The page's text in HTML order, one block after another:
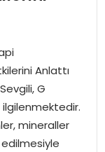
Anlattı
G
ilgilenmektedir.
mineraller